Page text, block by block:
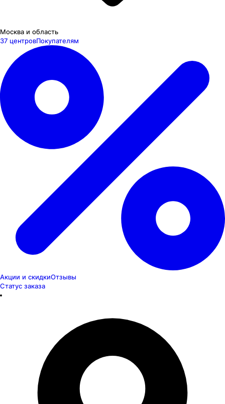
Москва и область
37 центровПокупателям
Акции и скидкиОтзывы
Статус заказа